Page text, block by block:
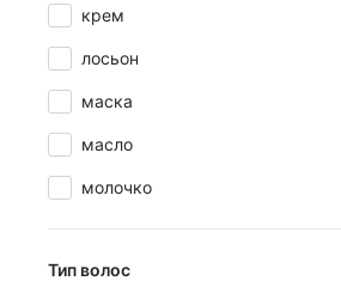
крем
лосьон
маска
масло
молочко
Тип волос